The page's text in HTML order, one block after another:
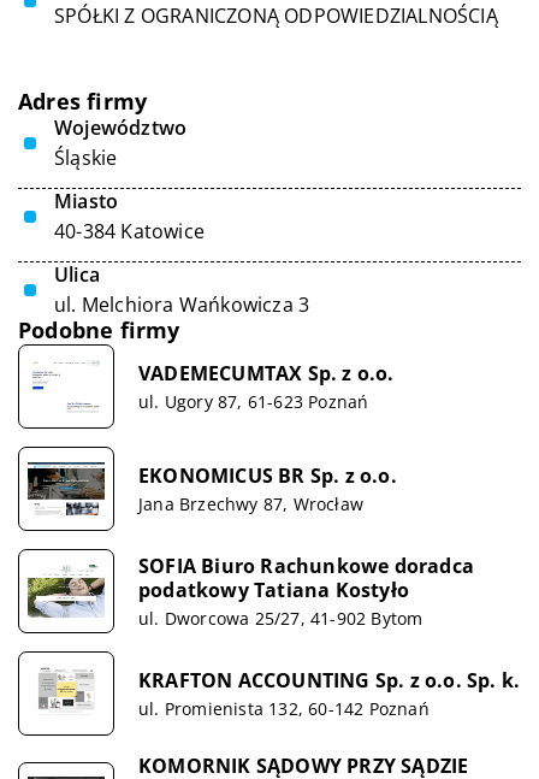
SPÓŁKI Z OGRANICZONĄ ODPOWIEDZIALNOŚCIĄ
Adres firmy
Województwo
Śląskie
Miasto
40-384 Katowice
Ulica
ul. Melchiora Wańkowicza 3
Podobne firmy
VADEMECUMTAX Sp. z o.o.
ul. Ugory 87, 61-623 Poznań
EKONOMICUS BR Sp. z o.o.
Jana Brzechwy 87, Wrocław
SOFIA Biuro Rachunkowe doradca
podatkowy Tatiana Kostyło
ul. Dworcowa 25/27, 41-902 Bytom
KRAFTON ACCOUNTING Sp. z o.o. Sp. k.
ul. Promienista 132, 60-142 Poznań
KOMORNIK SĄDOWY PRZY SĄDZIE